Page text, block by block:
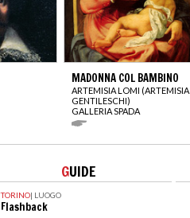
MADONNA COL BAMBINO
ARTEMISIA LOMI (ARTEMISIA
GENTILESCHI)
GALLERIA SPADA
GUIDE
TORINO| LUOGO
Flashback